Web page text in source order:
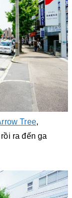
Tree,
ra đến ga